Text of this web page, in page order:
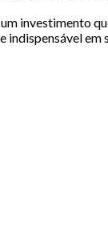
investimento
em